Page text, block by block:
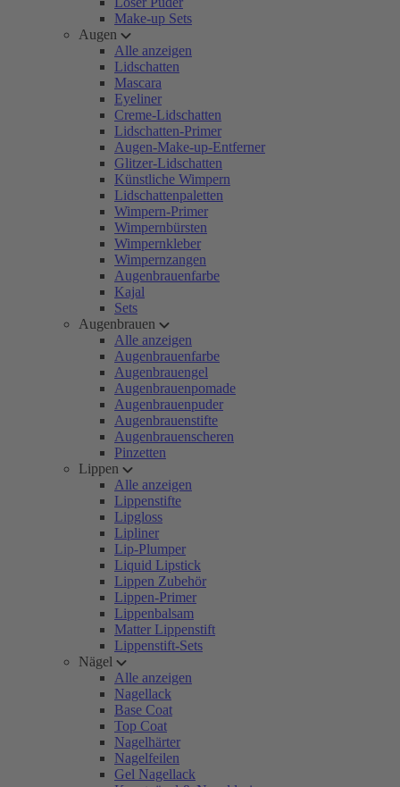
Make-up Sets
Augen
Alle anzeigen
Lidschatten
Mascara
Eyeliner
Creme-Lidschatten
Lidschatten-Primer
Augen-Make-up-Entferner
Glitzer-Lidschatten
Künstliche Wimpern
Lidschattenpaletten
Wimpern-Primer
Wimpernbürsten
Wimpernkleber
Wimpernzangen
Augenbrauenfarbe
Kajal
Sets
Augenbrauen
Alle anzeigen
Augenbrauenfarbe
Augenbrauengel
Augenbrauenpomade
Augenbrauenpuder
Augenbrauenstifte
Augenbrauenscheren
Pinzetten
Lippen
Alle anzeigen
Lippenstifte
Lipgloss
Lipliner
Lip-Plumper
Liquid Lipstick
Lippen Zubehör
Lippen-Primer
Lippenbalsam
Matter Lippenstift
Lippenstift-Sets
Nägel
Alle anzeigen
Nagellack
Base Coat
Top Coat
Nagelhärter
Nagelfeilen
Gel Nagellack